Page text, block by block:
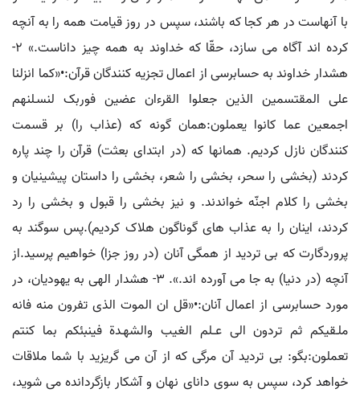
با آنهاست در هر کجا که باشند، سپس در روز قیامت همه را به آنچه
کرده اند آگاه می سازد، حقّا که خداوند به همه چیز داناست.» ۲-
هشدار خداوند به حسابرسی از اعمال تجزیه کنندگان قرآن:•«کما انزلنا
علی المقتسمین الذین جعلوا القرءان عضین فوربک لنسـلنهم
اجمعین عما کانوا یعملون:همان گونه که (عذاب را) بر قسمت
کنندگان نازل کردیم. همانها که (در ابتدای بعثت) قرآن را چند پاره
کردند (بخشی را سحر، بخشی را شعر، بخشی را داستان پیشینیان و
بخشی را کلام اجنّه خواندند. و نیز بخشی را قبول و بخشی را رد
کردند، اینان را به عذاب های گوناگون هلاک کردیم).پس سوگند به
پروردگارت که بی تردید از همگی آنان (در روز جزا) خواهیم پرسید.از
آنچه (در دنیا) به جا می آورده اند.». ۳- هشدار الهی به یهودیان، در
مورد حسابرسی از اعمال آنان:•«قل ان الموت الذی تفرون منه فانه
ملـقیکم ثم تردون الی عــلم الغیب والشهـدة فینبئکم بما کنتم
تعملون:بگو: بی تردید آن مرگی که از آن می گریزید با شما ملاقات
خواهد کرد، سپس به سوی دانای نهان و آشکار بازگردانده می شوید،